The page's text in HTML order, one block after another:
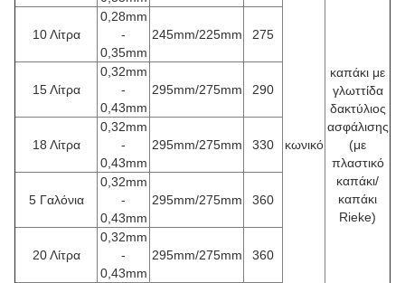
κωνικό
καπάκι με
γλωττίδα
δακτύλιος
ασφάλισης
(με
πλαστικό
καπάκι/
καπάκι
Rieke)
10 Λίτρα
0,28mm
-
0,35mm
245mm/225mm 275
15 Λίτρα
0,32mm
-
0,43mm
295mm/275mm 290
18 Λίτρα
0,32mm
-
0,43mm
295mm/275mm 330
5 Γαλόνια
0,32mm
-
0,43mm
295mm/275mm 360
20 Λίτρα
0,32mm
-
0,43mm
295mm/275mm 360